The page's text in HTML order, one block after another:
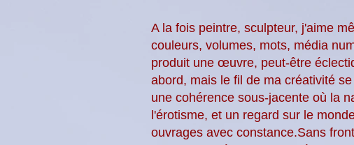
A la fois peintre, sculpteur, j'aime
couleurs, volumes, mots, média
produit une œuvre, peut-être
abord, mais le fil de ma créativité
une cohérence sous-jacente où la
l'érotisme, et un regard sur le
ouvrages avec constance.Sans